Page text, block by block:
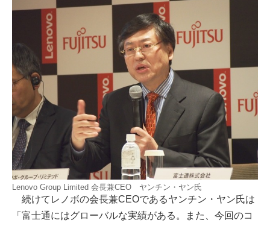
Lenovo Group Limited 会長兼CEO ヤンチン・ヤン氏
続けてレノボの会長兼CEOであるヤンチン・ヤン氏は
「富士通にはグローバルな実績がある。また、今回のコ